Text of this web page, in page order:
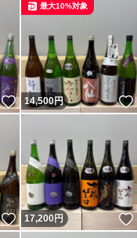
いいね！
14,500円
最大10%対象
いいね！
17,200円